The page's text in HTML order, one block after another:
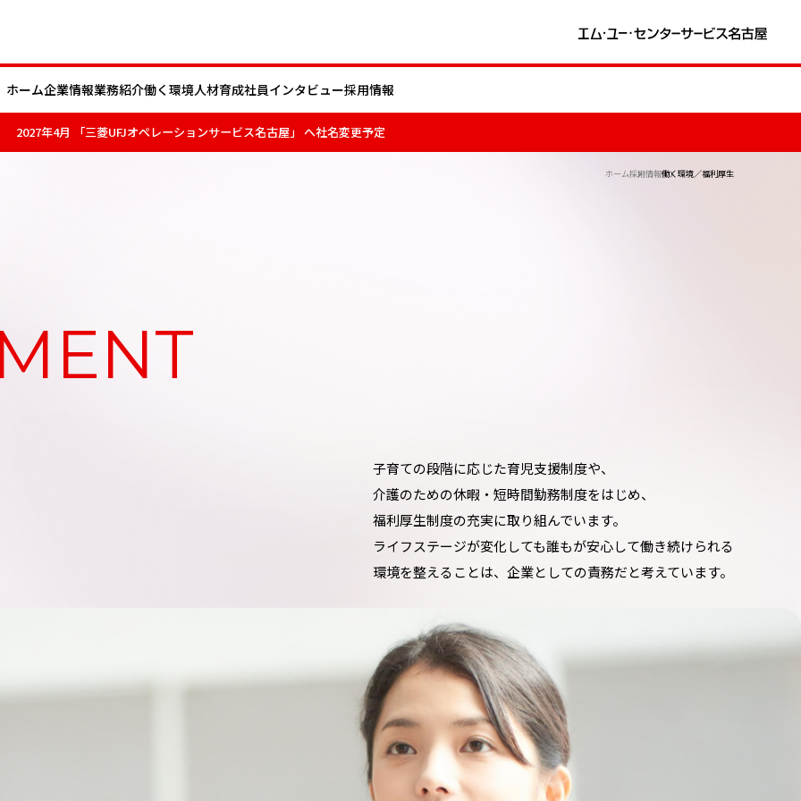
ホーム企業情報
理念会社概要事業所紹介沿革
業務紹介
における機能と役割主な業務紹介
働く環境人材育成社員インタビュー採用情報
2027年4月 「三菱UFJオペレーションサービス名古屋」 へ社名変更予定
ホーム採用情報働く環境／福利厚生
子育ての段階に応じた育児支援制度や、
介護のための休暇・短時間勤務制度をはじめ、
福利厚生制度の充実に取り組んでいます。
ライフステージが変化しても誰もが安心して働き続けられる
環境を整えることは、企業としての責務だと考えています。